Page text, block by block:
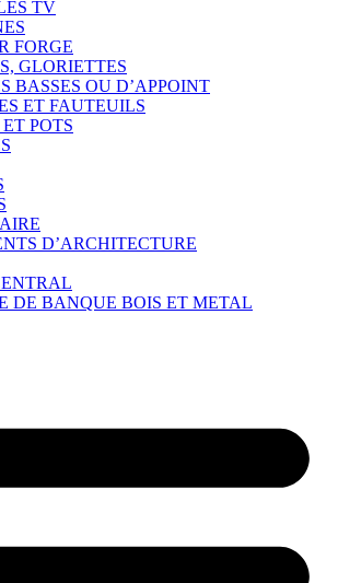
TV
FORGE
GLORIETTES
BASSES OU D’APPOINT
ET FAUTEUILS
POTS
D’ARCHITECTURE
DE BANQUE BOIS ET METAL